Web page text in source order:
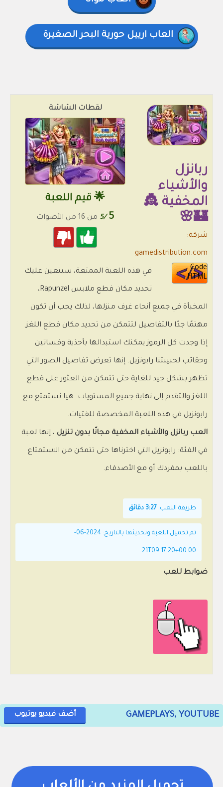
العاب ارييل حورية البحر الصغيرة
لقطات الشاشة
🌟 قيم اللعبة
5
/5 من 16 من الأصوات
ربانزل
والأشياء
المخفية 👸
🏰🌸
شركة:
gamedistribution.com
Code
HTML
في هذه اللعبة الممتعة، سيتعين عليك
تحديد مكان قطع ملابس Rapunzel،
المخبأة في جميع أنحاء غرف منزلها، لذلك يجب أن تكون
مهتمًا جدًا بالتفاصيل لتتمكن من تحديد مكان قطع اللغز.
إذا وجدت كل الرموز يمكنك استبدالها بأحذية وفساتين
وحقائب لحبيبتنا رابونزيل. إنها تعرض تفاصيل الصور التي
تظهر بشكل جيد للغاية حتى تتمكن من العثور على قطع
اللغز والتقدم إلى نهاية جميع المستويات. هيا نستمتع مع
رابونزيل في هذه اللعبة المخصصة للفتيات.
العب ربانزل والأشياء المخفية مجانًا بدون تنزيل ، إنها لعبة
في الفئة: رابونزيل التي اخترناها حتى تتمكن من الاستمتاع
باللعب بمفردك أو مع الأصدقاء.
طريقة اللعب: 3:27 دقائق
تم تحميل اللعبة وتحديثها بالتاريخ: 2024-06-
21T09:17:20+00:00
ضوابط للعب
GAMEPLAYS, YOUTUBE أضف فيديو يوتيوب